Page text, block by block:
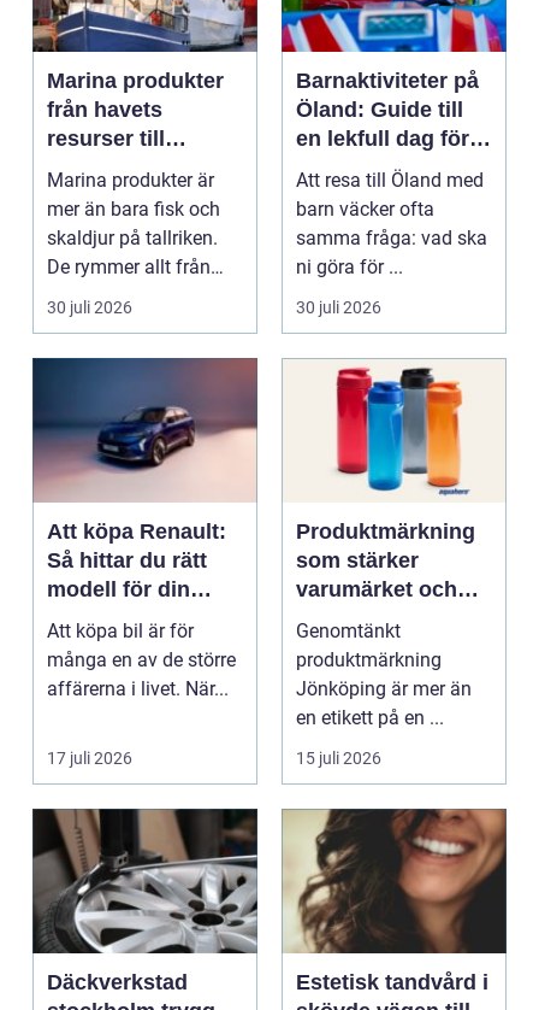
Marina produkter
från havets
resurser till
hållbara
upplevelser
Marina produkter är
mer än bara fisk och
skaldjur på tallriken.
De rymmer allt från
mat och hälsa ti...
30 juli 2026
Barnaktiviteter på
Öland: Guide till
en lekfull dag för
hela familjen
Att resa till Öland med
barn väcker ofta
samma fråga: vad ska
ni göra för ...
30 juli 2026
Att köpa Renault:
Så hittar du rätt
modell för din
vardag
Att köpa bil är för
många en av de större
affärerna i livet. När...
17 juli 2026
Produktmärkning
som stärker
varumärket och
förenklar vardagen
Genomtänkt
produktmärkning
Jönköping är mer än
en etikett på en ...
15 juli 2026
Däckverkstad
Estetisk tandvård i